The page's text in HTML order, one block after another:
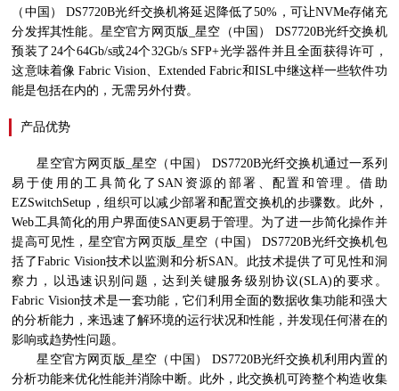
（中国）DS7720B光纤交换机将延迟降低了50% ，可让NVMe存储充
分发挥其性能。星空官方网页版_星空（中国） DS7720B光纤交换机
预装了 24个64Gb/s或24个32Gb/s SFP+光学器件并且全面获得许可，
这意味着像Fabric Vision、Extended Fabric和ISL中继这样一些软件功
能是包括在内的，无需另外付费。
产品优势
星空官方网页版_星空（中国） DS7720B光纤交换机通过一系列
易于使用的工具简化了 SAN 资源的部署、配置和管理。借助
EZSwitchSetup ，组织可以减少部署和配置交换机的步骤数。此外，
Web工具简化的用户界面使SAN更易于管理。为了进一步简化操作并
提高可见性，星空官方网页版_星空（中国）DS7720B光纤交换机包
括了Fabric Vision技术以监测和分析SAN。此技术提供了可见性和洞
察力，以迅速识别问题，达到关键服务级别协议(SLA) 的要求。
Fabric Vision技术是一套功能，它们利用全面的数据收集功能和强大
的分析能力，来迅速了解环境的运行状况和性能，并发现任何潜在的
影响或趋势性问题。
星空官方网页版_星空（中国） DS7720B光纤交换机利用内置的
分析功能来优化性能并消除中断。此外，此交换机可跨整个构造收集